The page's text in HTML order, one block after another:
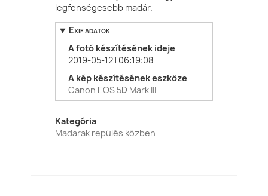
legfenségesebb madár.
Exif adatok
A fotó készítésének ideje
2019-05-12T06:19:08
A kép készítésének eszköze
Canon EOS 5D Mark III
Kategória
Madarak repülés közben